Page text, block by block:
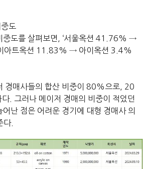
도
중도를 살펴보면, ‘서울옥션 41.76% →
아트옥션 11.83% → 아이옥션 3.4%
경매사들의 합산 비중이 80%으로, 20
. 그러나 메이저 경매의 비중이 적었던
난 점은 어려운 경기에 대형 경매사 의
다.